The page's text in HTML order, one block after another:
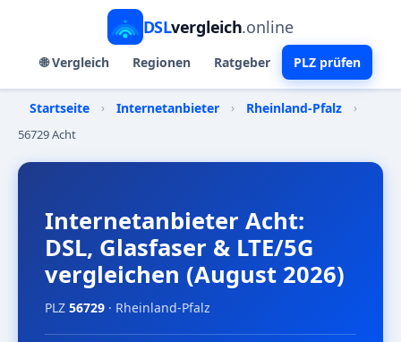
DSLvergleich.online
🌐 Vergleich Regionen Ratgeber PLZ prüfen
Startseite › Internetanbieter › Rheinland-Pfalz
›
56729 Acht
Internetanbieter Acht:
DSL, Glasfaser & LTE/5G
vergleichen (August 2026)
PLZ 56729 · Rheinland-Pfalz